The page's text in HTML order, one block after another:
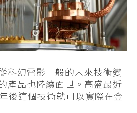
科幻電影一般的未來技術變
產品也陸續面世。高盛最近
後這個技術就可以實際在金